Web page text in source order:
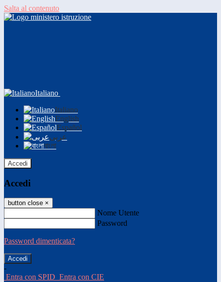
Salta al contenuto
Italiano
Italiano
English
Español
عربى
বাংলা
Accedi
Accedi
button close ×
Nome Utente
Password
Password dimenticata?
-
Entra con SPID Entra con CIE